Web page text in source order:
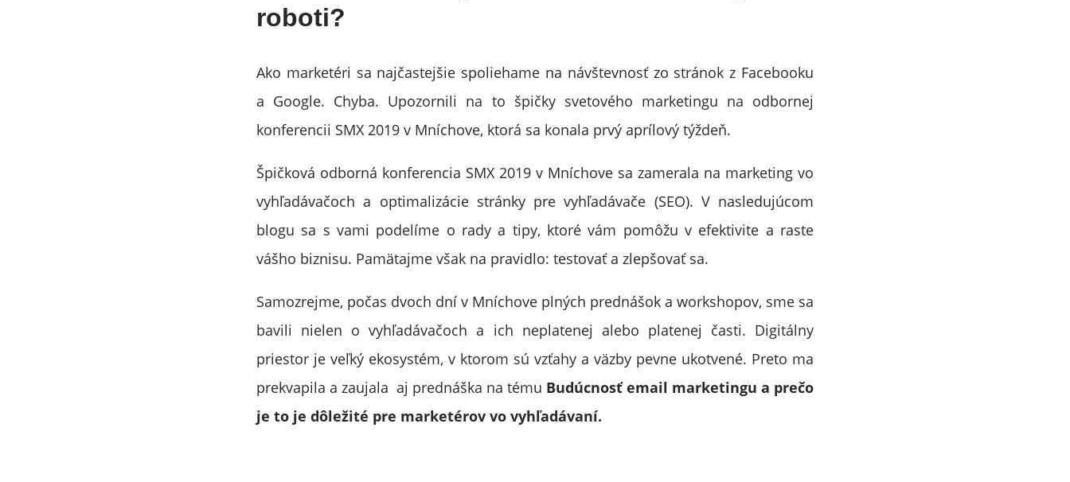
roboti?
Ako marketéri sa najčastejšie spoliehame na návštevnosť zo stránok z Facebooku
a Google. Chyba. Upozornili na to špičky svetového marketingu na odbornej
konferencii SMX 2019 v Mníchove, ktorá sa konala prvý aprílový týždeň.
Špičková odborná konferencia SMX 2019 v Mníchove sa zamerala na marketing vo
vyhľadávačoch a optimalizácie stránky pre vyhľadávače (SEO). V nasledujúcom
blogu sa s vami podelíme o rady a tipy, ktoré vám pomôžu v efektivite a raste
vášho biznisu. Pamätajme však na pravidlo: testovať a zlepšovať sa.
Samozrejme, počas dvoch dní v Mníchove plných prednášok a workshopov, sme sa
bavili nielen o vyhľadávačoch a ich neplatenej alebo platenej časti. Digitálny
priestor je veľký ekosystém, v ktorom sú vzťahy a väzby pevne ukotvené. Preto ma
prekvapila a zaujala aj prednáška na tému Budúcnosť email marketingu a prečo
je to je dôležité pre marketérov vo vyhľadávaní.